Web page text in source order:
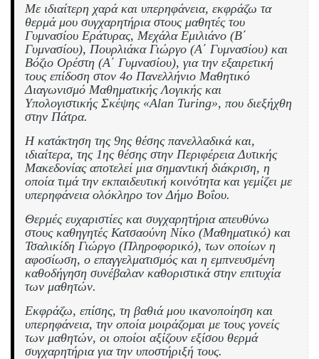
Με ιδιαίτερη χαρά και υπερηφάνεια, εκφράζω τα
θερμά μου συγχαρητήρια στους μαθητές του
Γυμνασίου Εράτυρας, Μεχάλα Εμιλιάνο (Β΄
Γυμνασίου), Πουρλιάκα Γιώργο (Α΄ Γυμνασίου) και
Βόζιο Ορέστη (Α΄ Γυμνασίου), για την εξαιρετική
τους επίδοση στον 4ο Πανελλήνιο Μαθητικό
Διαγωνισμό Μαθηματικής Λογικής και
Υπολογιστικής Σκέψης «Alan Turing», που διεξήχθη
στην Πάτρα.
Η κατάκτηση της 9ης θέσης πανελλαδικά και,
ιδιαίτερα, της 1ης θέσης στην Περιφέρεια Δυτικής
Μακεδονίας αποτελεί μια σημαντική διάκριση, η
οποία τιμά την εκπαιδευτική κοινότητα και γεμίζει με
υπερηφάνεια ολόκληρο τον Δήμο Βοΐου.
Θερμές ευχαριστίες και συγχαρητήρια απευθύνω
στους καθηγητές Κατσαούνη Νίκο (Μαθηματικό) και
Τσαλικίδη Γιώργο (Πληροφορικό), των οποίων η
αφοσίωση, ο επαγγελματισμός και η εμπνευσμένη
καθοδήγηση συνέβαλαν καθοριστικά στην επιτυχία
των μαθητών.
Εκφράζω, επίσης, τη βαθιά μου ικανοποίηση και
υπερηφάνεια, την οποία μοιράζομαι με τους γονείς
των μαθητών, οι οποίοι αξίζουν εξίσου θερμά
συγχαρητήρια για την υποστήριξή τους.